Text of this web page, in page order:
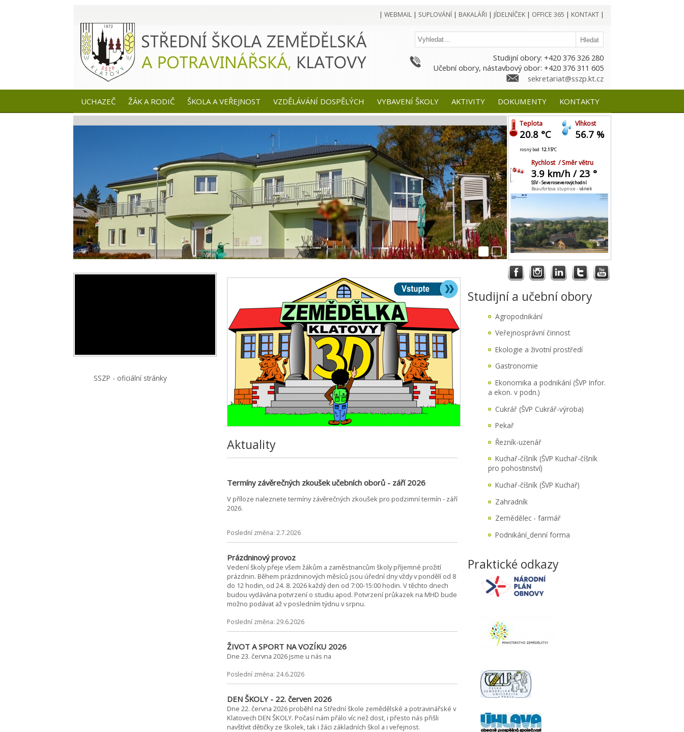
| WEBMAIL| SUPLOVÁNÍ | BAKALÁŘI | JÍDELNÍČEK| OFFICE 365 | KONTAKT|
Studijní obory: +420 376 326 280
Učební obory, nástavbový obor: +420 376 311 605
sekretariat@sszp.kt.cz
UCHAZEČ ŽÁK A RODIČ ŠKOLA A VEŘEJNOST VZDĚLÁVÁNÍ DOSPĚLÝCH VYBAVENÍ ŠKOLY AKTIVITY DOKUMENTY KONTAKTY
Teplota
20.8 °C
rosný bod 12.15°C
Vlhkost
56.7 %
Rychlost / Směr větru
3.9 km/h / 23 °
SSV - Severoseverovýchodní
Beaufortova stupnice -vánek
SSZP - oficiální stránky
Aktuality
Termíny závěrečných zkoušek učebních oborů - září 2026
V příloze naleznete termíny závěrečných zkoušek pro podzimní termín - září
2026.
Poslední změna: 2.7.2026
Prázdninový provoz
Vedení školy přeje všem žákům a zaměstnancům školy příjemné prožití
prázdnin. Během prázdninových měsíců jsou úřední dny vždy v pondělí od 8
do 12 hodin, od 24. 8. 2026 každý den od 7:00-15:00 hodin. V těchto dnech
budou vydávána potvrzení o studiu apod. Potvrzení průkazek na MHD bude
možno podávat až v posledním týdnu v srpnu.
Poslední změna: 29.6.2026
ŽIVOT A SPORT NA VOZÍKU 2026
Dne 23. června 2026 jsme u nás na
Poslední změna: 24.6.2026
DEN ŠKOLY - 22. červen 2026
Dne 22. června 2026 proběhl na Střední škole zemědělské a potravinářské v
Klatovech DEN ŠKOLY. Počasí nám přálo víc než dost, i přesto nás přišli
navštívit dětičky ze školek, tak i žáci základních škol a i veřejnost.
Studijní a učební obory
Agropodnikání
Veřejnosprávní činnost
Ekologie a životní prostředí
Gastronomie
Ekonomika a podnikání (ŠVP Infor.
a ekon. v podn.)
Cukrář (ŠVP Cukrář-výroba)
Pekař
Řezník-uzenář
Kuchař-číšník (ŠVP Kuchař-číšník
pro pohostinství)
Kuchař-číšník (ŠVP Kuchař)
Zahradník
Zemědělec - farmář
Podnikání_denní forma
Praktické odkazy